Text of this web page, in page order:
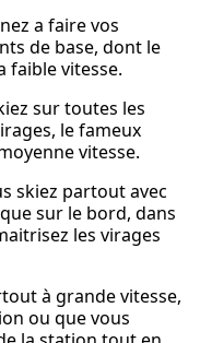
a faire vos
de base, dont le
faible vitesse.
sur toutes les
le fameux
vitesse.
skiez partout avec
sur le bord, dans
les virages
à grande vitesse,
ou que vous